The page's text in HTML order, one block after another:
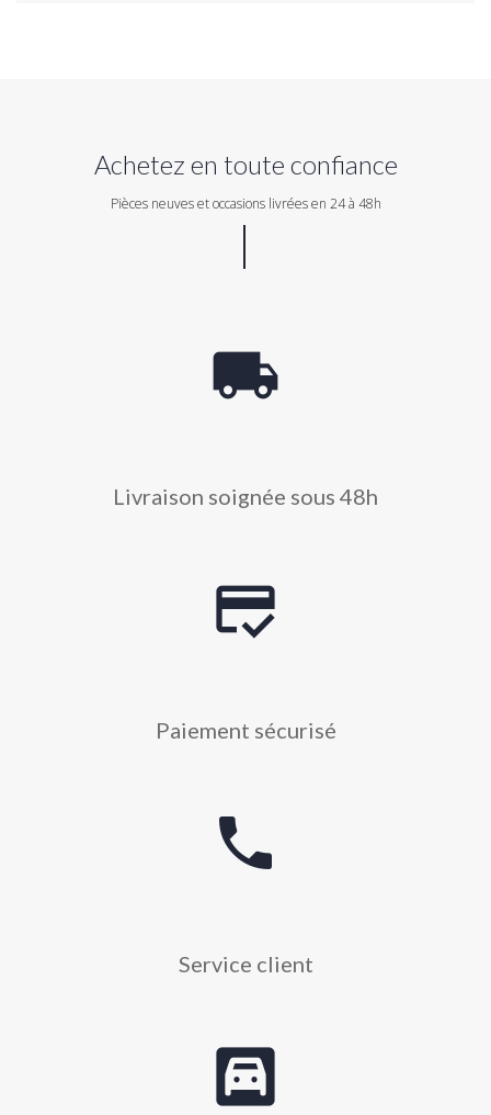
Achetez en toute confiance
Pièces neuves et occasions livrées en 24 à 48h
local_shipping
Livraison soignée sous 48h
credit_score
Paiement sécurisé
phone
Service client
garage